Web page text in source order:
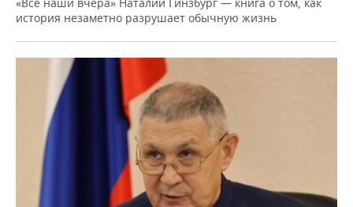
история незаметно разрушает обычную жизнь